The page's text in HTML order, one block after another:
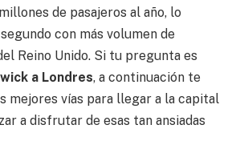
de pasajeros al año, lo
con más volumen de
Reino Unido. Si tu pregunta es
a Londres, a continuación te
mejores vías para llegar a la capital
a disfrutar de esas tan ansiadas